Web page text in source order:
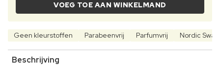
VOEG TOE AAN WINKELMAND
Geen kleurstoffen Parabeenvrij Parfumvrij Nordic
Beschrijving